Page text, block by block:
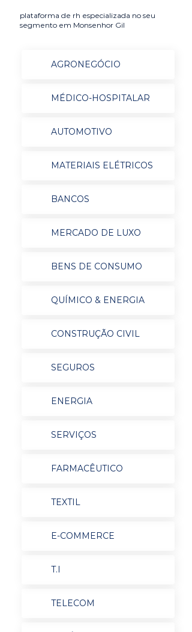
plataforma de rh especializada no seu
segmento em Monsenhor Gil
AGRONEGÓCIO
MÉDICO-HOSPITALAR
AUTOMOTIVO
MATERIAIS ELÉTRICOS
BANCOS
MERCADO DE LUXO
BENS DE CONSUMO
QUÍMICO & ENERGIA
CONSTRUÇÃO CIVIL
SEGUROS
ENERGIA
SERVIÇOS
FARMACÊUTICO
TEXTIL
E-COMMERCE
T.I
TELECOM